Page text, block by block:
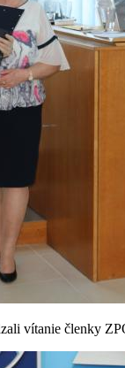
vítanie členky